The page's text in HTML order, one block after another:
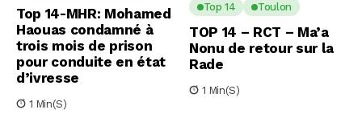
Top 14-MHR: Mohamed
Haouas condamné à
trois mois de prison
pour conduite en état
d’ivresse
1 Min(s)
Top 14
Toulon
TOP 14 – RCT – Ma’a
Nonu de retour sur la
Rade
1 Min(s)